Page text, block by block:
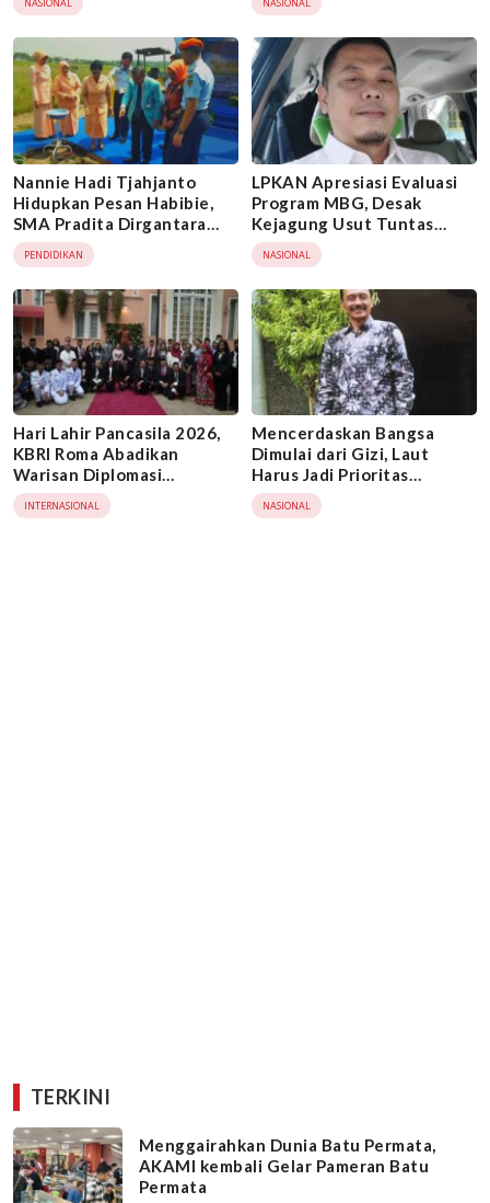
Febrie Adriansyah
NASIONAL NASIONAL
Nannie Hadi Tjahjanto
Hidupkan Pesan Habibie,
SMA Pradita Dirgantara
Cetak Generasi Indonesia
Emas 2045
PENDIDIKAN
LPKAN Apresiasi Evaluasi
Program MBG, Desak
Kejagung Usut Tuntas
Dugaan Penyimpangan
Anggaran di BGN
NASIONAL
Hari Lahir Pancasila 2026,
KBRI Roma Abadikan
Warisan Diplomasi
Soekarno
INTERNASIONAL
Mencerdaskan Bangsa
Dimulai dari Gizi, Laut
Harus Jadi Prioritas
Nasional
NASIONAL
TERKINI
Menggairahkan Dunia Batu Permata,
AKAMI kembali Gelar Pameran Batu
Permata